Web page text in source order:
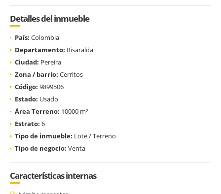
Detalles del inmueble
País: Colombia
Departamento: Risaralda
Ciudad: Pereira
Zona / barrio: Cerritos
Código: 9899506
Estado: Usado
Área Terreno: 10000 m²
Estrato: 6
Tipo de inmueble: Lote / Terreno
Tipo de negocio: Venta
Características internas